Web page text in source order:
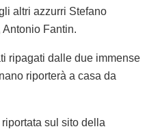
altri azzurri Stefano
Fantin.
ripagati dalle due immense
riporterà a casa da
sul sito della